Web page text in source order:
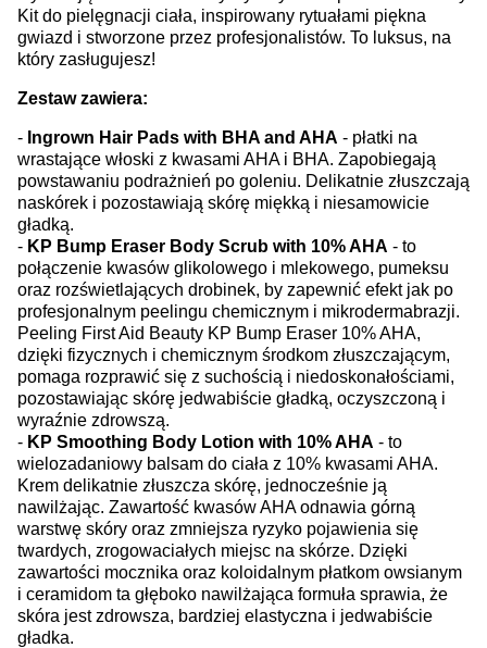
Kit do pielęgnacji ciała, inspirowany rytuałami piękna
gwiazd i stworzone przez profesjonalistów. To luksus, na
który zasługujesz!
Zestaw zawiera:
- Ingrown Hair Pads with BHA and AHA - płatki na
wrastające włoski z kwasami AHA i BHA. Zapobiegają
powstawaniu podrażnień po goleniu. Delikatnie złuszczają
naskórek i pozostawiają skórę miękką i niesamowicie
gładką.
- KP Bump Eraser Body Scrub with 10% AHA - to
połączenie kwasów glikolowego i mlekowego, pumeksu
oraz rozświetlających drobinek, by zapewnić efekt jak po
profesjonalnym peelingu chemicznym i mikrodermabrazji.
Peeling First Aid Beauty KP Bump Eraser 10% AHA,
dzięki fizycznych i chemicznym środkom złuszczającym,
pomaga rozprawić się z suchością i niedoskonałościami,
pozostawiając skórę jedwabiście gładką, oczyszczoną i
wyraźnie zdrowszą.
- KP Smoothing Body Lotion with 10% AHA - to
wielozadaniowy balsam do ciała z 10% kwasami AHA.
Krem delikatnie złuszcza skórę, jednocześnie ją
nawilżając. Zawartość kwasów AHA odnawia górną
warstwę skóry oraz zmniejsza ryzyko pojawienia się
twardych, zrogowaciałych miejsc na skórze. Dzięki
zawartości mocznika oraz koloidalnym płatkom owsianym
i ceramidom ta głęboko nawilżająca formuła sprawia, że
skóra jest zdrowsza, bardziej elastyczna i jedwabiście
gładka.